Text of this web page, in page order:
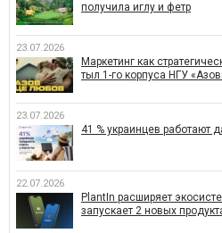
получила иглу и фетр
23.07.2026
Маркетинг как
тыл 1-го корпуса НГУ
23.07.2026
41 % украинцев работают
22.07.2026
PlantIn расширяет
запускает 2 новых